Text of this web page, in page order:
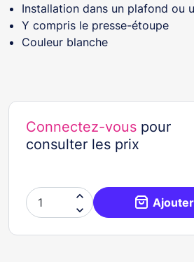
Installation dans un plafond ou
Y compris le presse-étoupe
Couleur blanche
Connectez-vous pour
consulter les prix

